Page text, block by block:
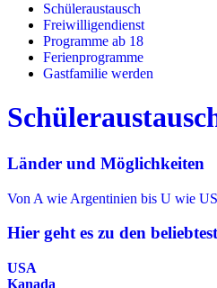
Schüleraustausch
Freiwilligendienst
Programme ab 18
Ferienprogramme
Gastfamilie werden
Länder und Möglichkeiten
Von A wie Argentinien bis U wie
Hier geht es zu den
USA
Kanada